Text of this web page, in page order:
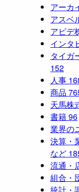
アーカ
アスベ
アピデ
インタ
タイガ
152
人事
商品
天馬株
書籍96
業界の
決算・
など
流通・
組合・
統計・